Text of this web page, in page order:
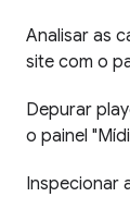
Analisar as
site com o
Depurar
o painel
Inspecionar